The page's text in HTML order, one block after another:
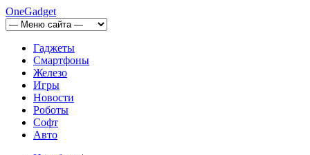
OneGadget
Гаджеты
Смартфоны
Железо
Игры
Новости
Роботы
Софт
Авто